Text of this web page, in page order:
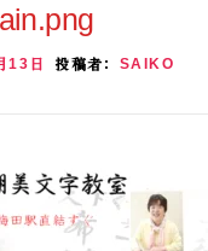
13日 投稿者: SAIKO